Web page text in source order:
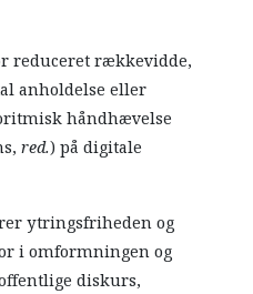
reduceret rækkevidde,
anholdelse eller
håndhævelse
red.) på digitale
ytringsfriheden og
i omformningen og
diskurs,